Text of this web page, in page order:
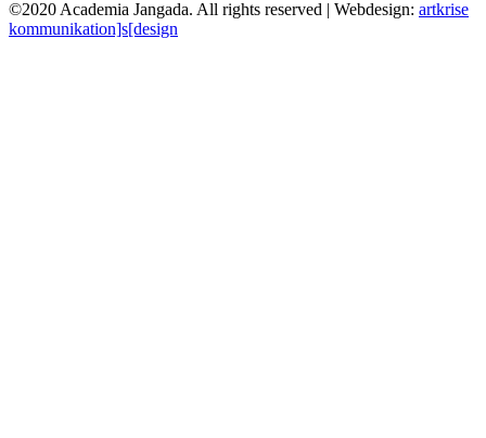
©2020 Academia Jangada. All rights reserved | Webdesign: artkrise
kommunikation]s[design